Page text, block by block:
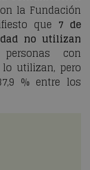
la Fundación
que 7 de
no utilizan
con
utilizan, pero
% entre los